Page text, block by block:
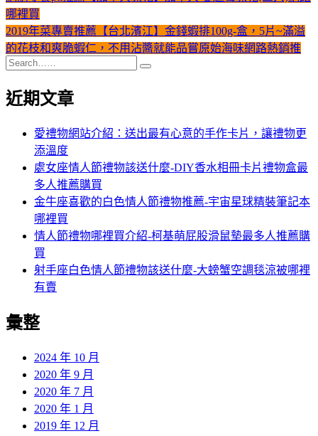
哪裡買
2019年菜專賣推薦【台北濱江】金錢蝦排100g-盒，5片~滿溢
的花枝和爽脆蝦仁，不用沾醬就能品嘗原始海味網路熱銷推
近期文章
愛禮物網站介紹：送出最有心意的手作卡片，讓禮物更
添溫度
處女座情人節禮物該送什麼-DIY香水相冊卡片禮物盒最
多人推薦購買
金牛座喜歡的白色情人節禮物推薦-宇宙星球精裝筆記本
哪裡買
情人節禮物哪裡買介紹-柯基萌屁股滑鼠墊最多人推薦購
買
射手座白色情人節禮物該送什麼-大螃蟹空調毯涼被哪裡
有賣
彙整
2024 年 10 月
2020 年 9 月
2020 年 7 月
2020 年 1 月
2019 年 12 月